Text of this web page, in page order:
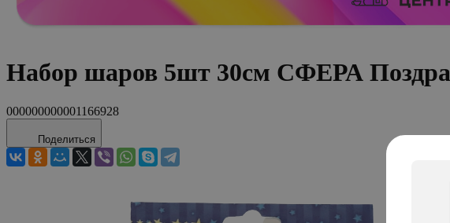
Набор шаров 5шт 30см СФЕРА
000000000001166928
Поделиться